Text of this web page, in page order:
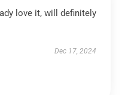
love it, will definitely
Dec 17, 2024